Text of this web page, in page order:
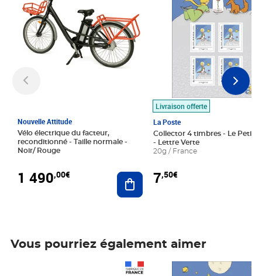
Nouvelle Attitude
Vélo électrique du facteur,
reconditionné - Taille normale -
Noir/ Rouge
1 490,00€ Ajouter au panier
Livraison offerte
La Poste
Collector 4 timbres - Le Petit
- Lettre Verte
20g / France
7,50€
Vous pourriez également aimer
Prix 7,50€